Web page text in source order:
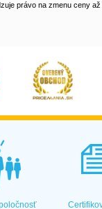
právo na zmenu ceny